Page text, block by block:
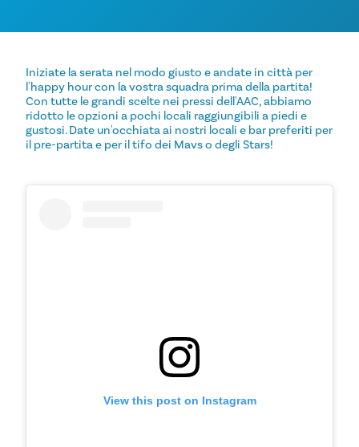
Iniziate la serata nel modo giusto e andate in città per
l'happy hour con la vostra squadra prima della partita!
Con tutte le grandi scelte nei pressi dell'AAC, abbiamo
ridotto le opzioni a pochi locali raggiungibili a piedi e
gustosi. Date un'occhiata ai nostri locali e bar preferiti per
il pre-partita e per il tifo dei Mavs o degli Stars!
View this post on Instagram